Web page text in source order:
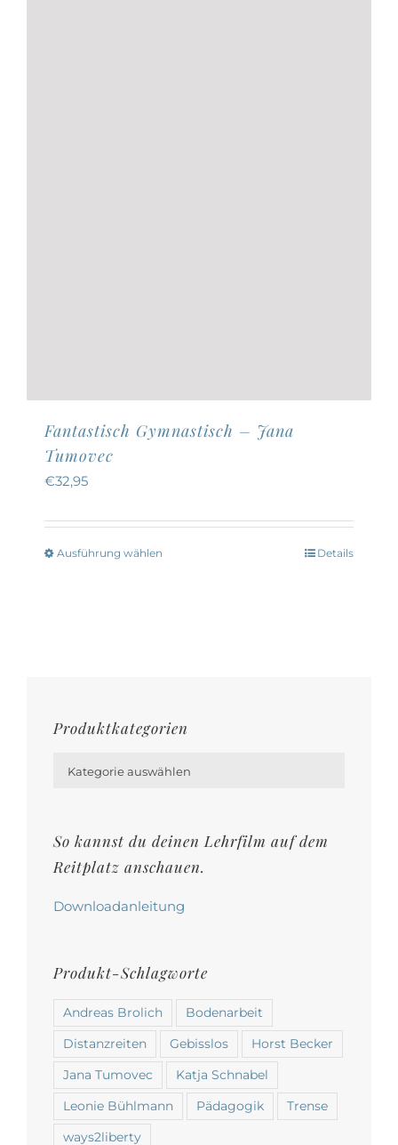
Fantastisch Gymnastisch – Jana
Tumovec
€32,95
Ausführung wählen
können
Produktseite
gewählt
werden
Details
Produktkategorien
Kategorie auswählen
So kannst du deinen Lehrfilm auf dem
Reitplatz anschauen.
Downloadanleitung
Produkt-Schlagworte
Andreas Brolich Bodenarbeit
Distanzreiten Gebisslos Horst Becker
Jana Tumovec Katja Schnabel
Leonie Bühlmann Pädagogik Trense
ways2liberty